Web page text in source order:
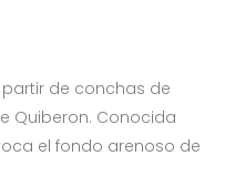
de conchas de
Quiberon. Conocida
el fondo arenoso de